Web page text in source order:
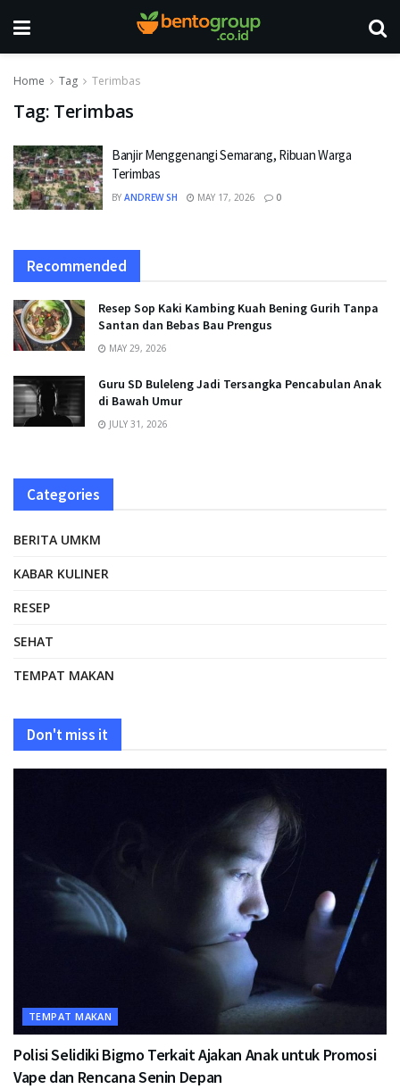
Home Tag Terimbas
Tag: Terimbas
Banjir Menggenangi Semarang, Ribuan Warga
Terimbas
BY ANDREW SH MAY 17, 2026 0
Recommended
Resep Sop Kaki Kambing Kuah Bening Gurih Tanpa
Santan dan Bebas Bau Prengus
MAY 29, 2026
Guru SD Buleleng Jadi Tersangka Pencabulan Anak
di Bawah Umur
JULY 31, 2026
Categories
BERITA UMKM
KABAR KULINER
RESEP
SEHAT
TEMPAT MAKAN
Don't miss it
TEMPAT MAKAN
Polisi Selidiki Bigmo Terkait Ajakan Anak untuk Promosi
Vape dan Rencana Senin Depan